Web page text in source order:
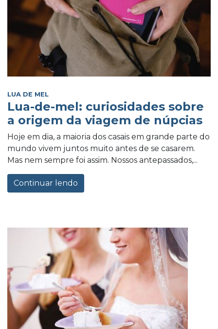
LUA DE MEL
Lua-de-mel: curiosidades sobre
a origem da viagem de núpcias
Hoje em dia, a maioria dos casais em grande parte do
mundo vivem juntos muito antes de se casarem.
Mas nem sempre foi assim. Nossos antepassados,...
Continuar lendo